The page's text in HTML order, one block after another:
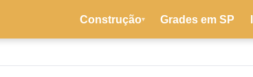
Construção▾ Grades em SP